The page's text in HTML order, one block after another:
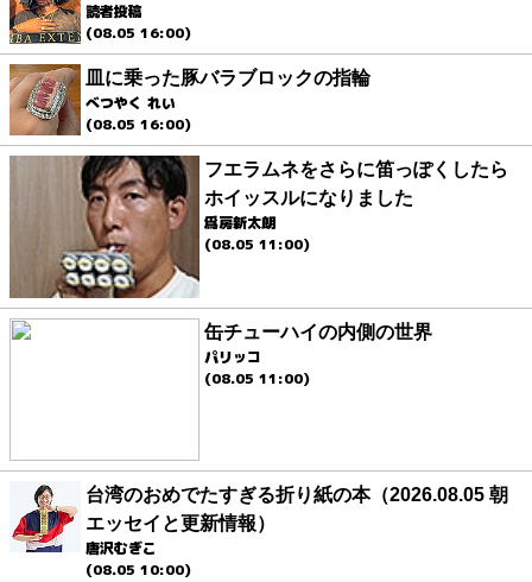
読者投稿
(08.05 16:00)
皿に乗った豚バラブロックの指輪
べつやく れい
(08.05 16:00)
フエラムネをさらに笛っぽくしたら
ホイッスルになりました
爲房新太朗
(08.05 11:00)
缶チューハイの内側の世界
パリッコ
(08.05 11:00)
台湾のおめでたすぎる折り紙の本（2026.08.05 朝
エッセイと更新情報）
唐沢むぎこ
(08.05 10:00)